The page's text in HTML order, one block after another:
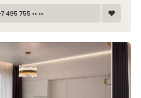
495 755 •• ••